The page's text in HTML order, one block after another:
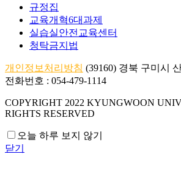
규정집
교육개혁6대과제
실습실안전교육센터
청탁금지법
개인정보처리방침 (39160) 경북 구미시
전화번호 : 054-479-1114
COPYRIGHT 2022 KYUNGWOON
RIGHTS RESERVED
오늘 하루 보지 않기
닫기